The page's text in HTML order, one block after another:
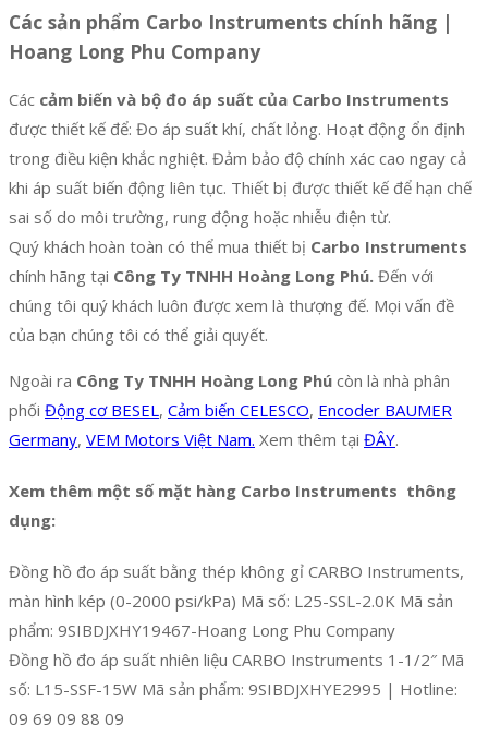
Các sản phẩm Carbo Instruments chính hãng |
Hoang Long Phu Company
Các cảm biến và bộ đo áp suất của Carbo Instruments
được thiết kế để: Đo áp suất khí, chất lỏng. Hoạt động ổn định
trong điều kiện khắc nghiệt. Đảm bảo độ chính xác cao ngay cả
khi áp suất biến động liên tục. Thiết bị được thiết kế để hạn chế
sai số do môi trường, rung động hoặc nhiễu điện từ.
Quý khách hoàn toàn có thể mua thiết bị Carbo Instruments
chính hãng tại Công Ty TNHH Hoàng Long Phú. Đến với
chúng tôi quý khách luôn được xem là thượng đế. Mọi vấn đề
của bạn chúng tôi có thể giải quyết.
Ngoài ra Công Ty TNHH Hoàng Long Phú còn là nhà phân
phối Động cơ BESEL, Cảm biến CELESCO, Encoder BAUMER
Germany, VEM Motors Việt Nam. Xem thêm tại ĐÂY.
Xem thêm một số mặt hàng Carbo Instruments thông
dụng:
Đồng hồ đo áp suất bằng thép không gỉ CARBO Instruments,
màn hình kép (0-2000 psi/kPa) Mã số: L25-SSL-2.0K Mã sản
phẩm: 9SIBDJXHY19467-Hoang Long Phu Company
Đồng hồ đo áp suất nhiên liệu CARBO Instruments 1-1/2″ Mã
số: L15-SSF-15W Mã sản phẩm: 9SIBDJXHYE2995 | Hotline:
09 69 09 88 09